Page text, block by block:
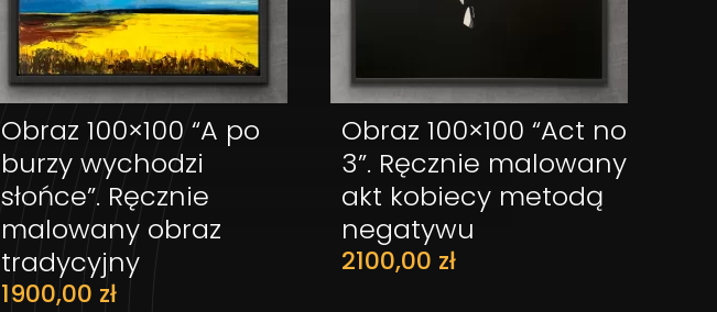
Obraz 100×100 “A po
burzy wychodzi
słońce”. Ręcznie
malowany obraz
tradycyjny
1900,00 zł
DODAJ DO KOSZYKA
Obraz 100×100 “Act no
3”. Ręcznie malowany
akt kobiecy metodą
negatywu
2100,00 zł
DODAJ DO KOSZYKA